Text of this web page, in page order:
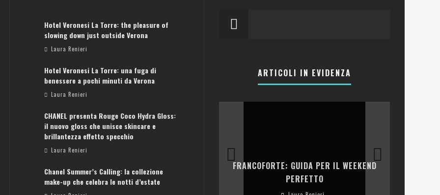
Hotel Veronesi La Torre: the pleasure of
slowing down just outside Verona
Laura Renieri
Hotel Veronesi La Torre: una fuga di
benessere a pochi minuti da Verona
Laura Renieri
CHANEL presenta Rouge Coco Hydra Gloss:
il nuovo gloss che unisce skincare e
brillantezza effetto specchio
Laura Renieri
Chanel Summer’s Calling: la collezione
make-up che celebra le notti d’estate
ARTICOLI IN EVIDENZA
ATENE: GUIDA PER IL WEEKEND PERFETTO
FRANCOFORTE: GUIDA PER IL WEEKEND
PERFETTO